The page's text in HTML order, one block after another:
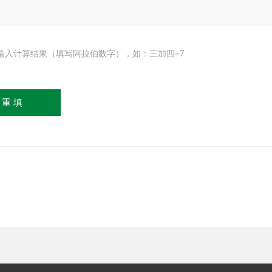
入计算结果（填写阿拉伯数字），如：三加四=7